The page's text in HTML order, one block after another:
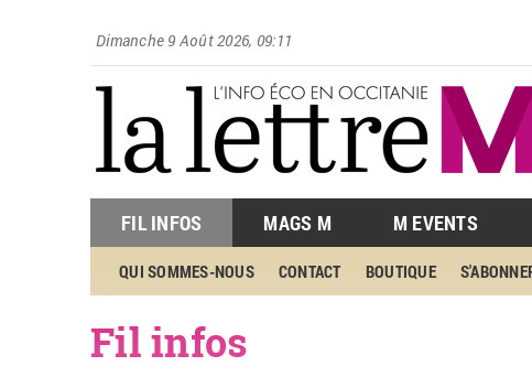
Dimanche 9 Août 2026, 09:11
FIL INFOS MAGS M M EVENTS
QUI SOMMES-NOUS CONTACT BOUTIQUE
Fil infos